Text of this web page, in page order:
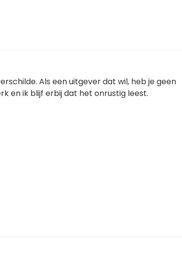
Als een uitgever dat wil, heb je geen
en ik blijf erbij dat het onrustig leest.